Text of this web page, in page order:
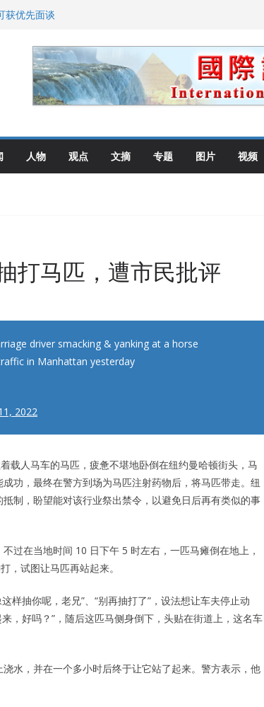
获优先面谈
涉纽约警察局腐败刑事
纳德·萨科尔斯基再次访华
人物 观点 文摘 专题 图片 视频
打马匹，遭市民批评
driver smacking & yanking at a horse
in Manhattan yesterday
2022
载人马车的马匹，疲惫不堪地卧倒在纽约曼哈顿街头，马
功，最终在警方到场为马匹注射药物后，将马匹带走。纽
制，盼望能对该行业祭出禁令，以避免日后再有类似的事
过在当地时间 10 日下午 5 时左右，一匹马瘫倒在地上，
，试图让马匹再站起来。
样抽你呢，老兄”、“别再抽打了”，设法想让车夫停止动
，好吗？”，随后这匹马侧身倒下，头贴在街道上，这名车
水，并在一个多小时后终于让它站了起来。警方表示，他